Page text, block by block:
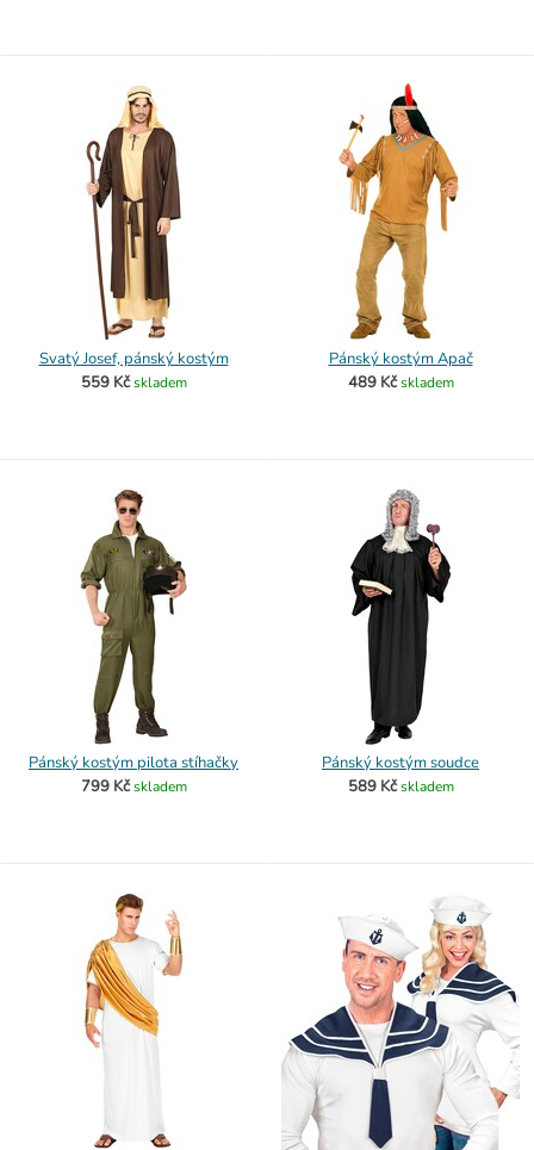
Svatý Josef, pánský kostým
559 Kč skladem
Pánský kostým Apač
489 Kč skladem
Pánský kostým pilota stíhačky
799 Kč skladem
Pánský kostým soudce
589 Kč skladem